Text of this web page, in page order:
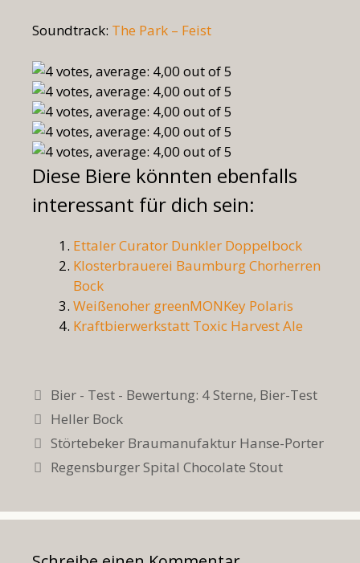
Soundtrack: The Park – Feist
Diese Biere könnten ebenfalls
interessant für dich sein:
Ettaler Curator Dunkler Doppelbock
Klosterbrauerei Baumburg Chorherren
Bock
Weißenoher greenMONKey Polaris
Kraftbierwerkstatt Toxic Harvest Ale
Kategorien
Bier - Test - Bewertung: 4 Sterne, Bier-Test
Schlagwörter
Heller Bock
Störtebeker Braumanufaktur Hanse-Porter
Regensburger Spital Chocolate Stout